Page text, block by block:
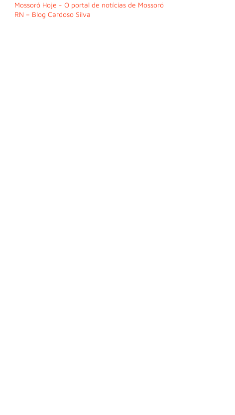
Mossoró Hoje - O portal de notícias de Mossoró
RN – Blog Cardoso Silva